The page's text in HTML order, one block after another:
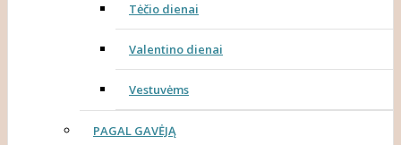
Tėčio dienai
Valentino dienai
Vestuvėms
PAGAL GAVĖJĄ